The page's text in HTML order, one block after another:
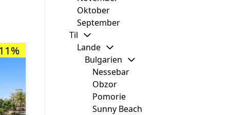
Oktober
September
Til
Lande
Bulgarien
Nessebar
Obzor
Pomorie
Sunny Beach